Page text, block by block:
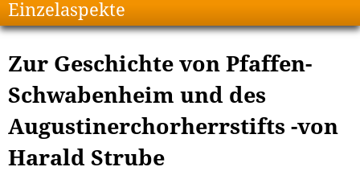
Einzelaspekte
Zur Geschichte von Pfaffen-
Schwabenheim und des
Augustinerchorherrstifts -von
Harald Strube